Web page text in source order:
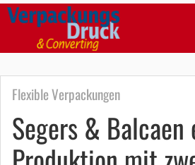
Flexible Verpackungen
Segers &